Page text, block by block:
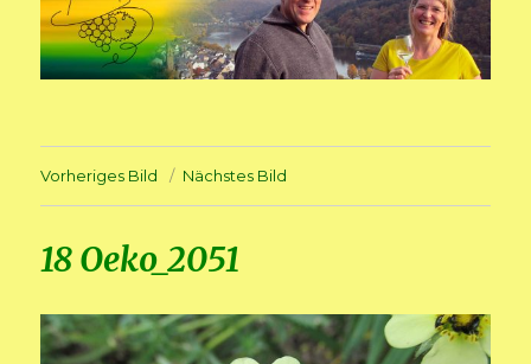
Vorheriges Bild Nächstes Bild
18 Oeko_2051